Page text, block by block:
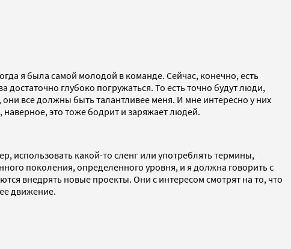
я была самой молодой в команде. Сейчас, конечно, есть
глубоко погружаться. То есть точно будут люди,
все должны быть талантливее меня. И мне интересно у них
наверное, это тоже бодрит и заряжает людей.
использовать какой-то сленг или употреблять термины,
поколения, определенного уровня, и я должна говорить с
внедрять новые проекты. Они с интересом смотрят на то, что
движение.